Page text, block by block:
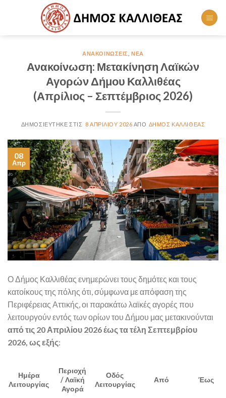
ΑΝΑΚΟΙΝΏΣΕΙΣ ,ΝΈΑ
Ανακοίνωση: Μετακίνηση Λαϊκών
Αγορών Δήμου Καλλιθέας
(Απρίλιος – Σεπτέμβριος 2026)
8 ΑΠΡΙΛΊΟΥ 2026 ΔΉΜΟΣ ΚΑΛΛΙΘΈΑΣ
08
Απρ
Ο Δήμος Καλλιθέας ενημερώνει τους δημότες και τους
κατοίκους της πόλης ότι, σύμφωνα με απόφαση της
Περιφέρειας Αττικής, οι παρακάτω λαϊκές αγορές που
λειτουργούν εντός των ορίων του Δήμου μας μετακινούνται
από τις 20 Απριλίου 2026 έως τα τέλη Σεπτεμβρίου
2026, ως εξής:
Ημέρα
Λειτουργίας
Περιοχή
/ Λαϊκή
Αγορά
Οδός
Λειτουργίας
Από Έως